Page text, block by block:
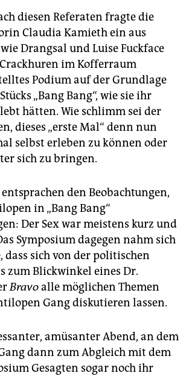
diesen Referaten fragte die
Claudia Kamieth ein aus
Drangsal und Luise Fuckface
im Kofferraum
Podium auf der Grundlage
„Bang Bang“, wie sie ihr
hätten. Wie schlimm sei der
dieses „erste Mal“ denn nun
selbst erleben zu können oder
sich zu bringen.
den Beobachtungen,
in „Bang Bang“
Der Sex war meistens kurz und
Symposium dagegen nahm sich
dass sich von der politischen
zum Blickwinkel eines Dr.
Bravoalle möglichen Themen
Gang diskutieren lassen.
amüsanter Abend, an dem
dann zum Abgleich mit dem
Gesagten sogar noch ihr